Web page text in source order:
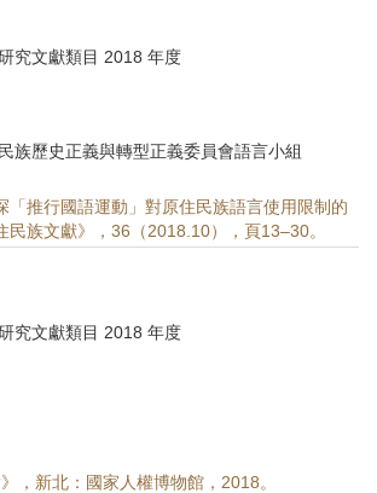
究文獻類目 2018 年度
族歷史正義與轉型正義委員會語言小組
「推行國語運動」對原住民族語言使用限制的
民族文獻》，36（2018.10），頁13–30。
究文獻類目 2018 年度
》，新北：國家人權博物館，2018。